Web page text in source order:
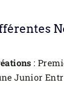
:
Junior